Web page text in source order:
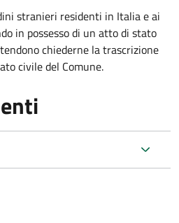
stranieri residenti in Italia e ai
in possesso di un atto di stato
chiederne la trascrizione
civile del Comune.